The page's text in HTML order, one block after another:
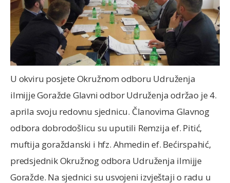
U okviru posjete Okružnom odboru Udruženja
ilmijje Goražde Glavni odbor Udruženja održao je 4.
aprila svoju redovnu sjednicu. Članovima Glavnog
odbora dobrodošlicu su uputili Remzija ef. Pitić,
muftija goraždanski i hfz. Ahmedin ef. Bećirspahić,
predsjednik Okružnog odbora Udruženja ilmijje
Goražde. Na sjednici su usvojeni izvještaji o radu u